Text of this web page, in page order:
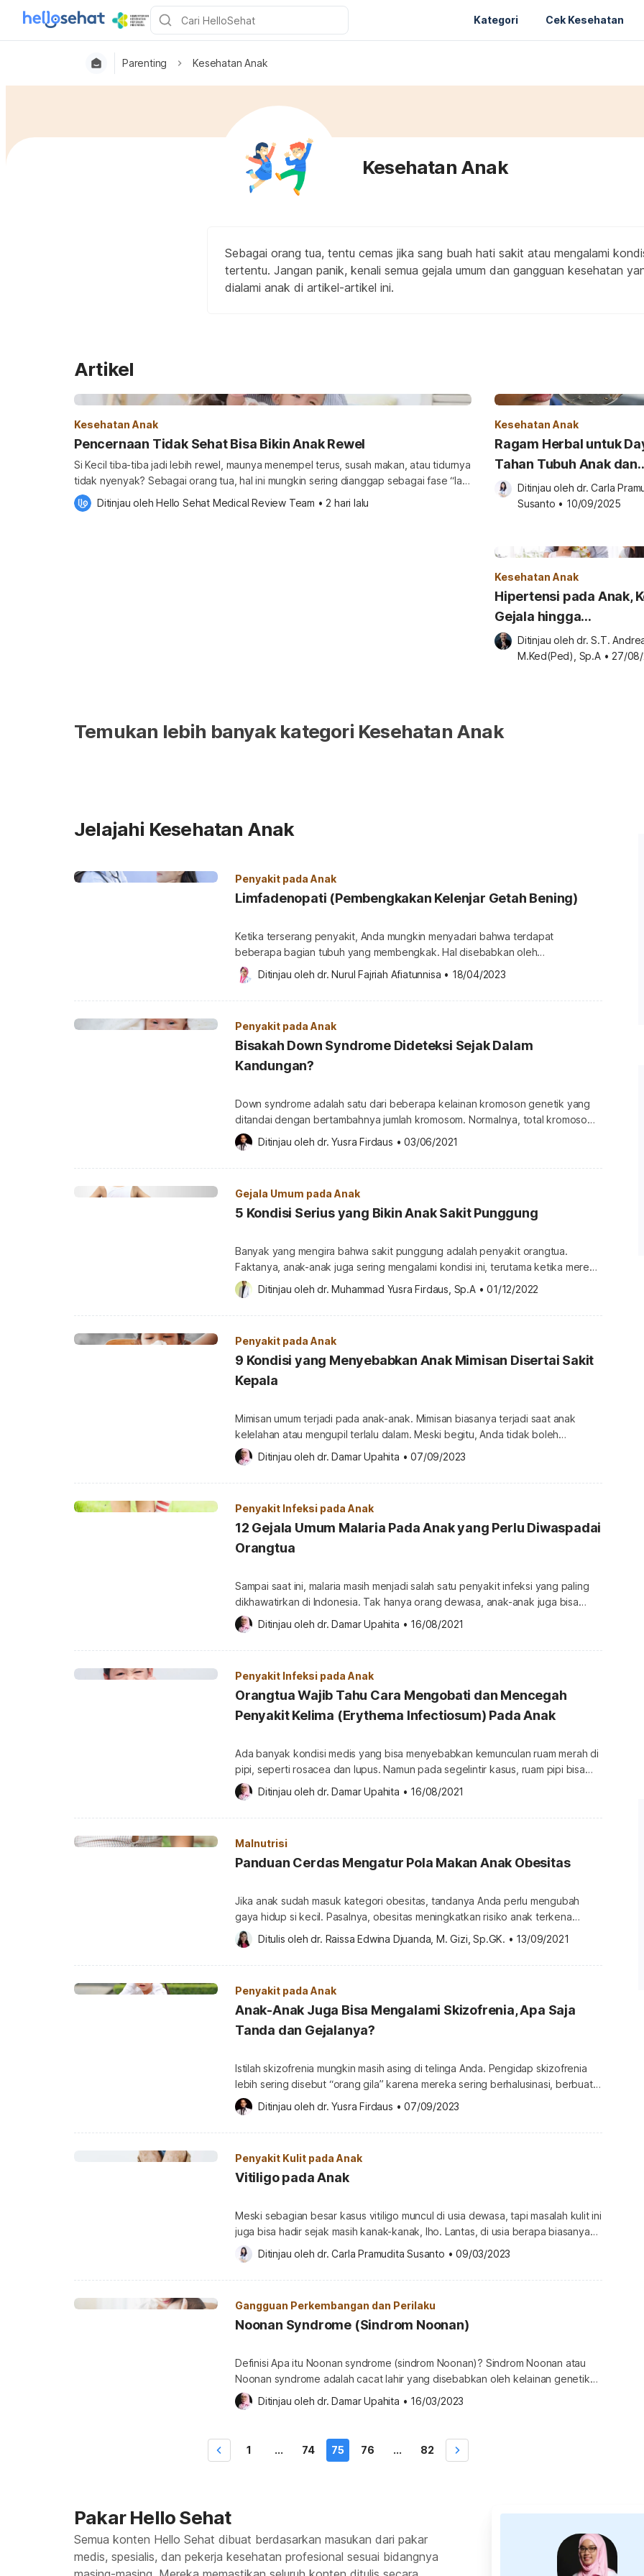
Kategori Cek Kesehatan
Parenting Kesehatan Anak
Kesehatan Anak
Sebagai orang tua, tentu cemas jika sang buah hati sakit atau mengalami
tertentu. Jangan panik, kenali semua gejala umum dan gangguan kesehatan
dialami anak di artikel-artikel ini.
Artikel
Kesehatan Anak
Pencernaan Tidak Sehat Bisa Bikin Anak Rewel
Si Kecil tiba-tiba jadi lebih rewel, maunya menempel terus, susah makan, atau tidurnya
tidak nyenyak? Sebagai orang tua, hal ini mungkin sering dianggap sebagai fase “lagi
manja” atau “lagi GTM”. Padahal, tanda-tanda tersebut bisa saja berkaitan dengan
kondisi pencernaan si Kecil yang sedang kurang nyaman. Karena itu, penting bagi
Ditinjau oleh Hello Sehat Medical Review Team • 2 hari lalu
Kesehatan Anak
Ragam Herbal untuk
Tahan Tubuh Anak dan
Keluarga Saat Cuaca
Ditinjau oleh dr. Carla
Susanto • 10/09/2025
Kesehatan Anak
Hipertensi pada Anak,
Gejala hingga
Pengobatannya
Ditinjau oleh dr. S.T.
M.Ked(Ped), Sp.A • 27/
Temukan lebih banyak kategori Kesehatan Anak
Jelajahi Kesehatan Anak
Penyakit pada Anak
Limfadenopati (Pembengkakan Kelenjar Getah Bening)
Ketika terserang penyakit, Anda mungkin menyadari bahwa terdapat
beberapa bagian tubuh yang membengkak. Hal disebabkan oleh
pembengkakan kelenjar getah bening atau dalam istilah medis disebut
limfadenopati (lymphadenopathy). Apa itu limfadenopati (lymphadenopathy)?
Limfadenopati adalah suatu kondisi ketika kelenjar getah bening membesar
manusia. Namun, hanya ada beberapa kelenjar yang bisa […]
Ditinjau oleh dr. Nurul Fajriah Afiatunnisa • 18/04/2023
Penyakit pada Anak
Bisakah Down Syndrome Dideteksi Sejak Dalam
Kandungan?
Down syndrome adalah satu dari beberapa kelainan kromoson genetik yang
ditandai dengan bertambahnya jumlah kromosom. Normalnya, total kromosom
untuk setiap sel janin di dalam kandungan seharusnya 46 pasang. Namun tidak
untuk janin dengan down syndrome, yang malah memiliki 47 kromosom.
Sebenarnya, adakah cara mendeteksi anak down syndrome sejak masih di
Ditinjau oleh dr. Yusra Firdaus • 03/06/2021
Gejala Umum pada Anak
5 Kondisi Serius yang Bikin Anak Sakit Punggung
Banyak yang mengira bahwa sakit punggung adalah penyakit orangtua.
Faktanya, anak-anak juga sering mengalami kondisi ini, terutama ketika mereka
sudah memasuki usia sekolah. Tas sekolah yang berat, cedera saat mengikuti
pelajaran olahraga atau saat bermain bisa jadi penyebab sakit punggung pada
anak. Meski umum terjadi, jika keluhan sakit punggung benar-benar membuat
Ditinjau oleh dr. Muhammad Yusra Firdaus, Sp.A • 01/12/2022
Penyakit pada Anak
9 Kondisi yang Menyebabkan Anak Mimisan Disertai Sakit
Kepala
Mimisan umum terjadi pada anak-anak. Mimisan biasanya terjadi saat anak
kelelahan atau mengupil terlalu dalam. Meski begitu, Anda tidak boleh
menyepelekan kondisi ini, apalagi jika anak sering mimisan dan sakit kepala.
Kira-kira, apa saja penyebab mimisan disertai sakit kepala pada anak?
Penyebab sering mimisan dan sakit kepala pada anak Penyebab anak sering
Ditinjau oleh dr. Damar Upahita • 07/09/2023
Penyakit Infeksi pada Anak
12 Gejala Umum Malaria Pada Anak yang Perlu Diwaspadai
Orangtua
Sampai saat ini, malaria masih menjadi salah satu penyakit infeksi yang paling
dikhawatirkan di Indonesia. Tak hanya orang dewasa, anak-anak juga bisa
terkena infeksi ini. Itu sebabnya penting bagi Anda mengetahui gejala malaria
baik pada orang dewasa maupun anak-anak. Mencatut CNN Indonesia, laporan
Kemenkes tahun 2017 menyatakan bahwa dari total 262 juta penduduk
Ditinjau oleh dr. Damar Upahita • 16/08/2021
Penyakit Infeksi pada Anak
Orangtua Wajib Tahu Cara Mengobati dan Mencegah
Penyakit Kelima (Erythema Infectiosum) Pada Anak
Ada banyak kondisi medis yang bisa menyebabkan kemunculan ruam merah di
pipi, seperti rosacea dan lupus. Namun pada segelintir kasus, ruam pipi bisa
disebabkan oleh erythema infectiosum. Erythema infectiosum adalah penyakit
menular akibat infeksi parvovirus B19 yang umumnya menyerang anak-anak
sekitar usia 5-14 tahun. Nama lain dari erythema infectiosum adalah penyakit
Ditinjau oleh dr. Damar Upahita • 16/08/2021
Malnutrisi
Panduan Cerdas Mengatur Pola Makan Anak Obesitas
Jika anak sudah masuk kategori obesitas, tandanya Anda perlu mengubah
gaya hidup si kecil. Pasalnya, obesitas meningkatkan risiko anak terkena
berbagai masalah kesehatan seperti diabetes hingga penyakit jantung. Agar
anak tetap sehat, Anda tidak lagi bisa asal dalam menyajikan makanan. Pola
makan anak obesitas perlu benar-benar dijaga agar berat badannya tidak
Ditulis oleh dr. Raissa Edwina Djuanda, M. Gizi, Sp.GK. • 13/09/2021
Penyakit pada Anak
Anak-Anak Juga Bisa Mengalami Skizofrenia, Apa Saja
Tanda dan Gejalanya?
Istilah skizofrenia mungkin masih asing di telinga Anda. Pengidap skizofrenia
lebih sering disebut “orang gila” karena mereka sering berhalusinasi, berbuat
semaunya, dan sulit membedakan mana kenyataan dan mana yang khayalan
semata. Kondisi ini memang lebih sering ditemukan pada orang dewasa.
Namun, skizofrenia pada anak nyatanya bukan hal yang tidak mungkin. Bahkan
Ditinjau oleh dr. Yusra Firdaus • 07/09/2023
Penyakit Kulit pada Anak
Vitiligo pada Anak
Meski sebagian besar kasus vitiligo muncul di usia dewasa, tapi masalah kulit ini
juga bisa hadir sejak masih kanak-kanak, lho. Lantas, di usia berapa biasanya
vitiligo pada anak mulai muncul dan adakah cara untuk mengobatinya? Apa itu
vitiligo pada anak? Vitiligo adalah perubahan warna kulit di bagian tubuh
tertentu yang disebabkan oleh hilangnya pigmen kulit. Pada kondisi ini, kulit
Ditinjau oleh dr. Carla Pramudita Susanto • 09/03/2023
Gangguan Perkembangan dan Perilaku
Noonan Syndrome (Sindrom Noonan)
Definisi Apa itu Noonan syndrome (sindrom Noonan)? Sindrom Noonan atau
Noonan syndrome adalah cacat lahir yang disebabkan oleh kelainan genetik
dengan berbagai macam gejala, seperti kelainan jantung dan bentuk wajah
yang tidak biasa. Sindrom Noonan atau Noonan syndrome adalah kelainan
dengan normal. Selain mengalami kelainan jantung dan karakteristik wajah […]
Ditinjau oleh dr. Damar Upahita • 16/03/2023
1 ... 74 75 76 ... 82
Pakar Hello Sehat
Semua konten Hello Sehat dibuat berdasarkan masukan dari pakar
medis, spesialis, dan pekerja kesehatan profesional sesuai bidangnya